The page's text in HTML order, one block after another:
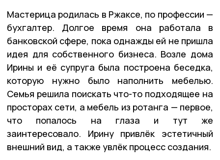
Мастерица родилась в Ржаксе, по профессии —
бухгалтер. Долгое время она работала в
банковской сфере, пока однажды ей не пришла
идея для собственного бизнеса. Возле дома
Ирины и её супруга была построена беседка,
которую нужно было наполнить мебелью.
Семья решила поискать что-то подходящее на
просторах сети, а мебель из ротанга — первое,
что попалось на глаза и тут же
заинтересовало. Ирину привлёк эстетичный
внешний вид, а также увлёк процесс создания.